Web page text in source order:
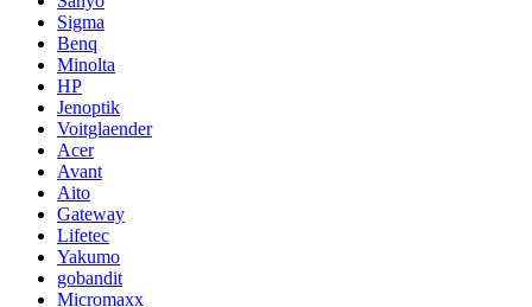
Sigma
Benq
Minolta
HP
Jenoptik
Voitglaender
Acer
Avant
Aito
Gateway
Lifetec
Yakumo
gobandit
Micromaxx